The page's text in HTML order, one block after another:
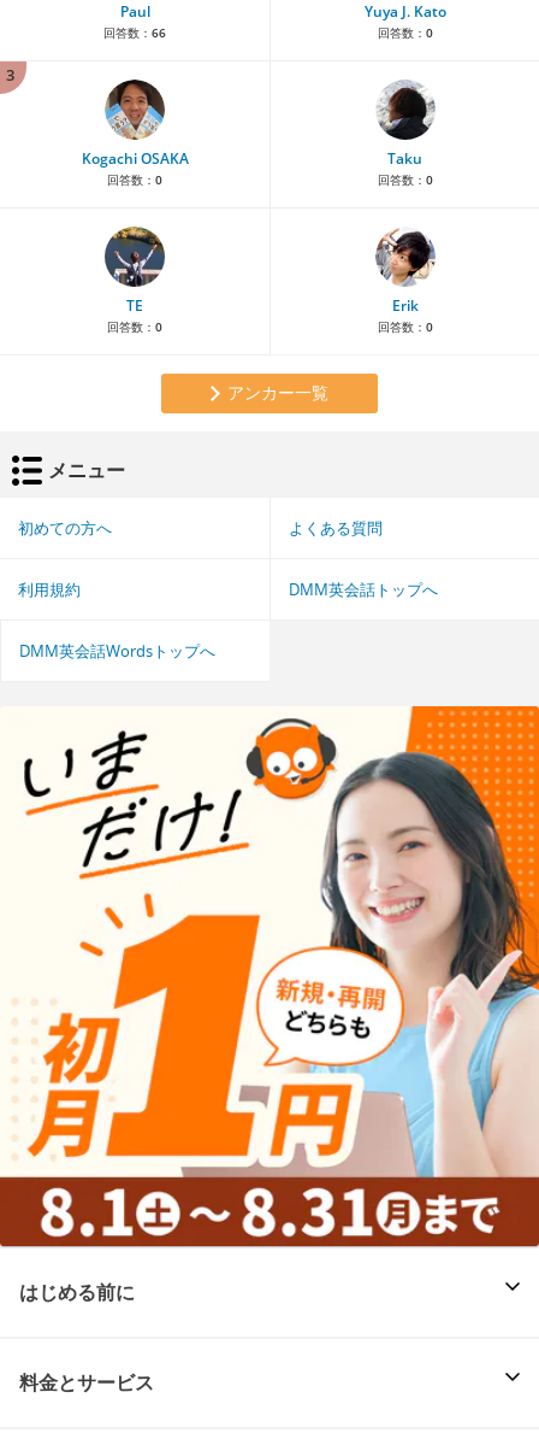
Paul
回答数： 66
Yuya J. Kato
回答数： 0
3
Kogachi OSAKA
回答数： 0
Taku
回答数： 0
TE
回答数： 0
Erik
回答数： 0
アンカー一覧
メニュー
初めての方へ よくある質問
利用規約 DMM英会話トップへ
DMM英会話Wordsトップへ
はじめる前に
料金とサービス